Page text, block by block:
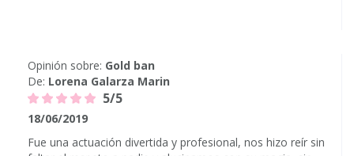
Opinión sobre: Gold ban
De: Lorena Galarza Marin
5/5
18/06/2019
Fue una actuación divertida y profesional, nos hizo reír sin